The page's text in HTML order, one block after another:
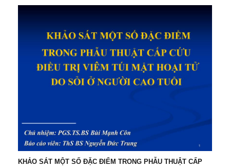
KHẢO SÁT MỘT SỐ ĐẶC ĐIỂM TRONG PHẪU THUẬT CẤP